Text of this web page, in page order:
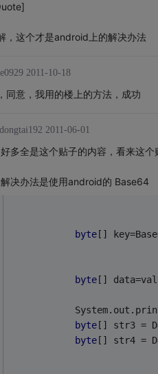
，这个才是android上的解决办法
2011-10-18
同意，我用的楼上的方法，成功
2011-06-01
多全是这个贴子的内容，看来这
决办法是使用android的 Base64
byte[]
byte[]
byte[] str3 =
byte[] str4 =